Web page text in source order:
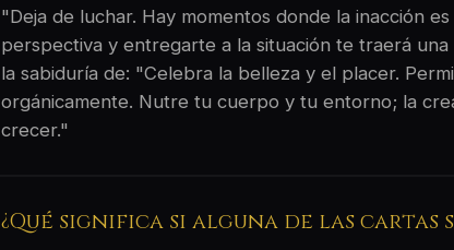
"Deja de luchar. Hay momentos donde la inacción
perspectiva y entregarte a la situación te traerá
la sabiduría de: "Celebra la belleza y el placer.
orgánicamente. Nutre tu cuerpo y tu entorno; la
crecer."
¿Qué significa si alguna de las cartas